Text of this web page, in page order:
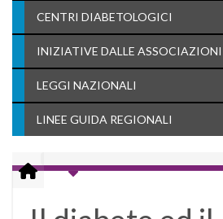
CENTRI DIABETOLOGICI
INIZIATIVE DALLE ASSOCIAZIONI
LEGGI NAZIONALI
LINEE GUIDA REGIONALI